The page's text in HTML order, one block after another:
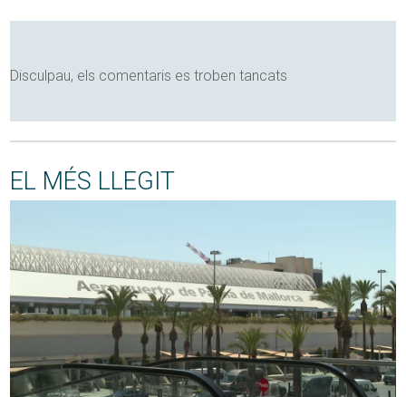
Disculpau, els comentaris es troben tancats
EL MÉS LLEGIT